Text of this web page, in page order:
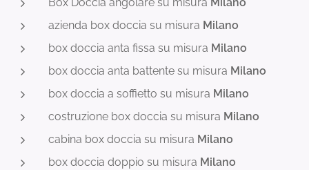
azienda box doccia su misura Milano
box doccia anta fissa su misura Milano
box doccia anta battente su misura Milano
box doccia a soffietto su misura Milano
costruzione box doccia su misura Milano
cabina box doccia su misura Milano
box doccia doppio su misura Milano